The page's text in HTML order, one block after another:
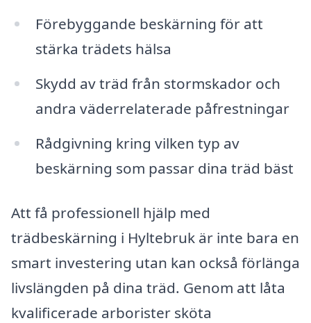
Förebyggande beskärning för att
stärka trädets hälsa
Skydd av träd från stormskador och
andra väderrelaterade påfrestningar
Rådgivning kring vilken typ av
beskärning som passar dina träd bäst
Att få professionell hjälp med
trädbeskärning i Hyltebruk är inte bara en
smart investering utan kan också förlänga
livslängden på dina träd. Genom att låta
kvalificerade arborister sköta